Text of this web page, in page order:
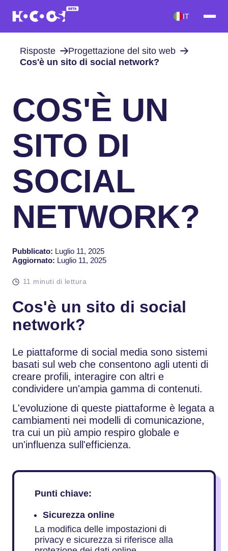
IT
Risposte
Progettazione del sito web
Cos'è un sito di social network?
COS'È UN
SITO DI
SOCIAL
NETWORK?
Pubblicato: Luglio 11, 2025
Aggiornato: Luglio 11, 2025
11 minuti di lettura
Cos'è un sito di social
network?
Le piattaforme di social media sono sistemi
basati sul web che consentono agli utenti di
creare profili, interagire con altri e
condividere un'ampia gamma di contenuti.
L'evoluzione di queste piattaforme è legata a
cambiamenti nei modelli di comunicazione,
tra cui un più ampio respiro globale e
un'influenza sull'efficienza.
Punti chiave:
Sicurezza online
La modifica delle impostazioni di
privacy e sicurezza si riferisce alla